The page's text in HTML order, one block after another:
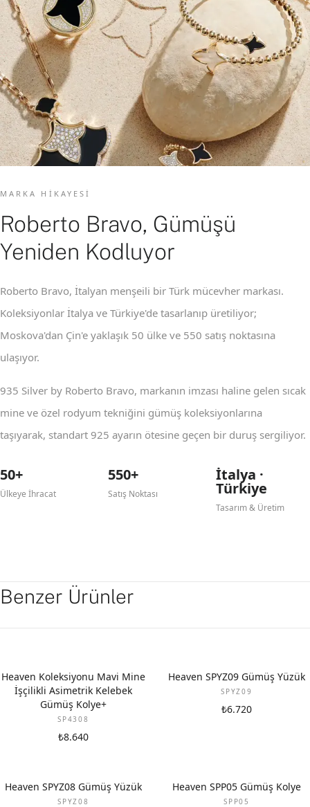
MARKA HIKAYESI
Roberto Bravo, Gümüşü
Yeniden Kodluyor
Roberto Bravo, İtalyan menşeili bir Türk mücevher markası.
Koleksiyonlar İtalya ve Türkiye'de tasarlanıp üretiliyor;
Moskova'dan Çin'e yaklaşık 50 ülke ve 550 satış noktasına
ulaşıyor.
935 Silver by Roberto Bravo, markanın imzası haline gelen sıcak
mine ve özel rodyum tekniğini gümüş koleksiyonlarına
taşıyarak, standart 925 ayarın ötesine geçen bir duruş sergiliyor.
50+
Ülkeye İhracat
550+
Satış Noktası
İtalya ·
Türkiye
Tasarım & Üretim
Benzer Ürünler
Heaven Koleksiyonu Mavi Mine
İşçilikli Asimetrik Kelebek
Gümüş Kolye+
SP4308
₺8.640
Heaven SPYZ09 Gümüş Yüzük
SPYZ09
₺6.720
Heaven SPYZ08 Gümüş Yüzük
SPYZ08
Heaven SPP05 Gümüş Kolye
SPP05